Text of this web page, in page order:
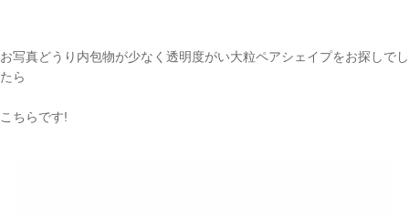
お写真どうり内包物が少なく透明度がい大粒ペアシェイプをお探しでし
たら
こちらです!